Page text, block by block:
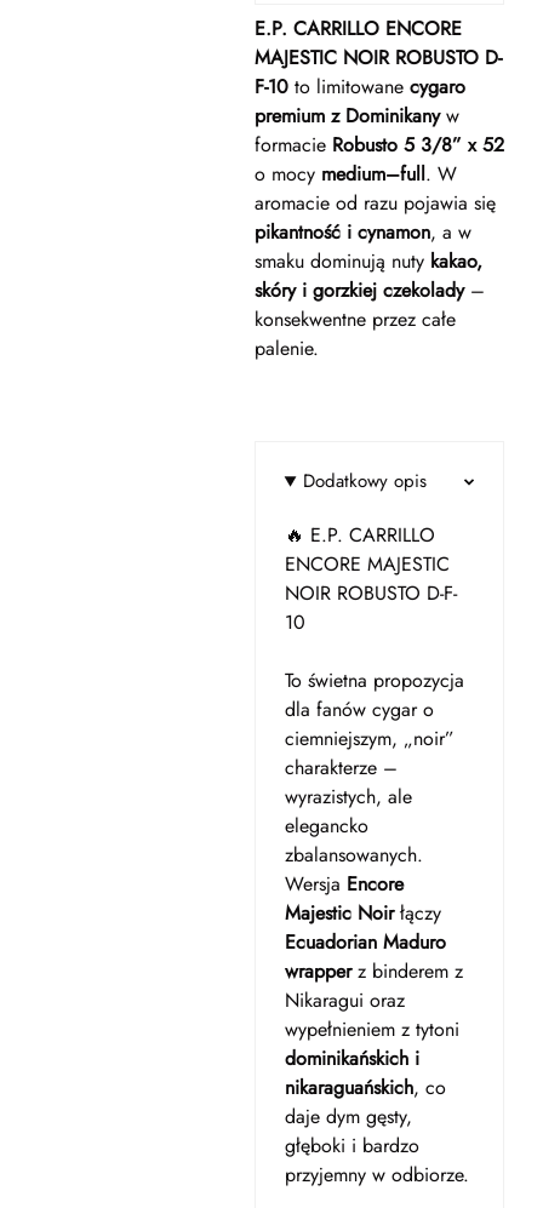
E.P. CARRILLO ENCORE
MAJESTIC NOIR ROBUSTO D-
F-10to limitowane cygaro
premium z Dominikanyw
formacie Robusto 5 3/8” x 52
o mocy medium–full. W
aromacie od razu pojawia się
pikantność i cynamon, a w
smaku dominują nuty kakao,
skóry i gorzkiej czekolady–
konsekwentne przez całe
palenie.
Dodatkowy opis
🔥 E.P. CARRILLO
ENCORE MAJESTIC
NOIR ROBUSTO D-F-
10
To świetna propozycja
dla fanów cygar o
ciemniejszym, „noir”
charakterze –
wyrazistych, ale
elegancko
zbalansowanych.
Wersja Encore
Majestic Noirłączy
Ecuadorian Maduro
wrapperz binderem z
Nikaragui oraz
wypełnieniem z tytoni
dominikańskich i
nikaraguańskich, co
daje dym gęsty,
głęboki i bardzo
przyjemny w odbiorze.